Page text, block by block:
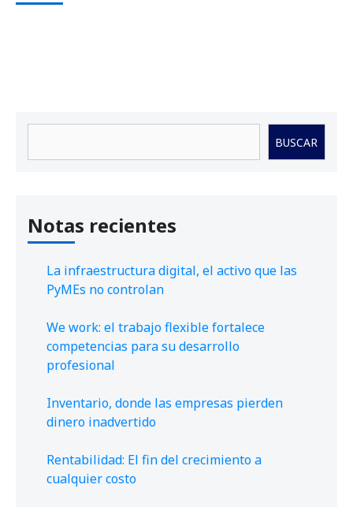
BUSCAR
Notas recientes
La infraestructura digital, el activo que las
PyMEs no controlan
We work: el trabajo flexible fortalece
competencias para su desarrollo
profesional
Inventario, donde las empresas pierden
dinero inadvertido
Rentabilidad: El fin del crecimiento a
cualquier costo